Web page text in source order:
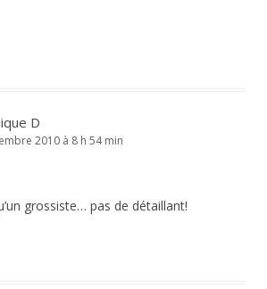
D
2010 à 8 h 54 min
grossiste… pas de détaillant!